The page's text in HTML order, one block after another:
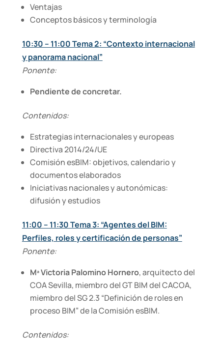
Ventajas
Conceptos básicos y terminología
10:30 – 11:00 Tema 2: “Contexto internacional
y panorama nacional”
Ponente:
Pendiente de concretar.
Contenidos:
Estrategias internacionales y europeas
Directiva 2014/24/UE
Comisión esBIM: objetivos, calendario y
documentos elaborados
Iniciativas nacionales y autonómicas:
difusión y estudios
11:00 – 11:30 Tema 3: “Agentes del BIM:
Perfiles, roles y certificación de personas”
Ponente:
Mª Victoria Palomino Hornero, arquitecto del
COA Sevilla, miembro del GT BIM del CACOA,
miembro del SG 2.3 “Definición de roles en
proceso BIM” de la Comisión esBIM.
Contenidos: